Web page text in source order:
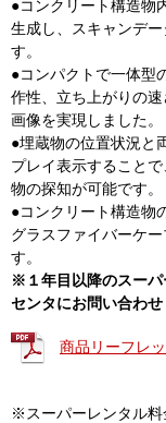
●コンクリート構造物
生成し、スキャンデ
す。
●コンパクトで一体型
作性、立ち上がりの
画像を実現しました。
●埋蔵物の位置状況と
プレイ表示すること
物の探知が可能です。
●コンクリート構造物
グラスファイバーケ
す。
※１年目以降のスーパ
センタにお問い合わせ
商品リーフレッ
※スーパーレンタル料